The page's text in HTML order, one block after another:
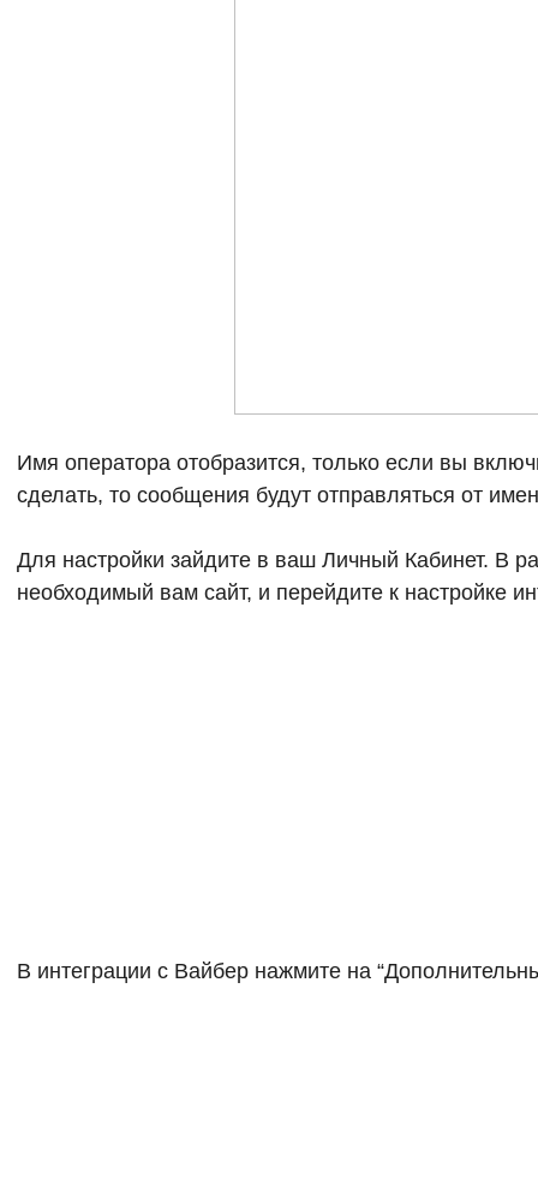
Имя оператора отобразится, только если вы
сделать, то сообщения будут отправляться от
Для настройки зайдите в ваш Личный Кабинет. В
необходимый вам сайт, и перейдите к настройке
В интеграции с Вайбер нажмите на